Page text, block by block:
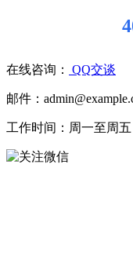
在线咨询： QQ交谈
邮件：
工作时间：周一至周